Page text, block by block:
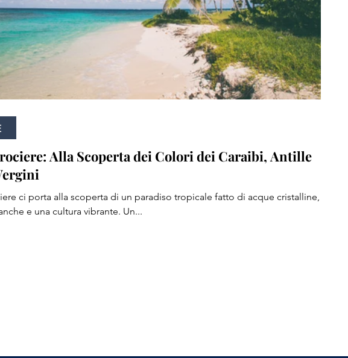
Alla Scoperta dei Colori dei Caraibi, Antille
ci porta alla scoperta di un paradiso tropicale fatto di acque cristalline,
e una cultura vibrante. Un...